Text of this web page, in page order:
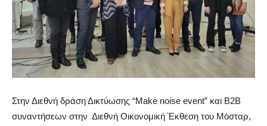
Στην Διεθνή δράση Δικτύωσης “Make noise event” και Β2Β
συναντήσεων στην Διεθνή Οικονομική Έκθεση του Μόσταρ,